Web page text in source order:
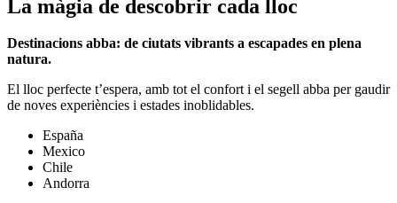
La màgia de descobrir cada lloc
Destinacions abba: de ciutats vibrants a escapades en plena
natura.
El lloc perfecte t’espera, amb tot el confort i el segell abba per gaudir
de noves experiències i estades inoblidables.
España
Mexico
Chile
Andorra